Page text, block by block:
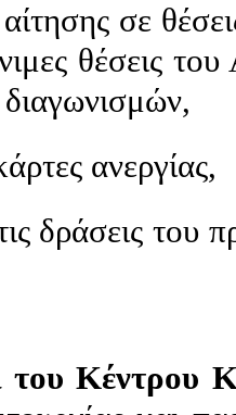
σε
θέσεις
ανεργίας,
δράσεις
του Κέντρου